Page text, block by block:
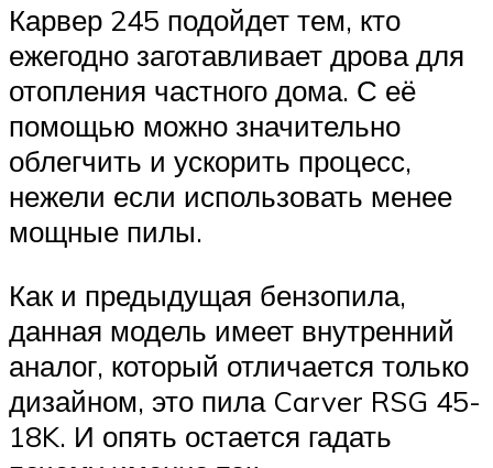
Карвер 245 подойдет тем, кто
ежегодно заготавливает дрова для
отопления частного дома. С её
помощью можно значительно
облегчить и ускорить процесс,
нежели если использовать менее
мощные пилы.
Как и предыдущая бензопила,
данная модель имеет внутренний
аналог, который отличается только
дизайном, это пила Carver RSG 45-
18K. И опять остается гадать